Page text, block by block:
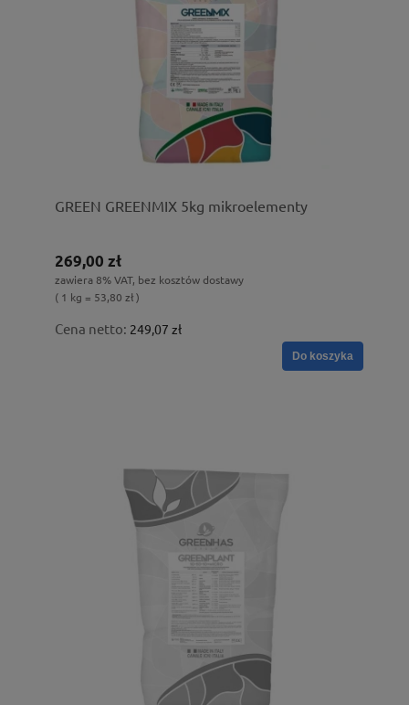
GREEN GREENMIX 5kg mikroelementy
269,00 zł
zawiera 8% VAT, bez kosztów dostawy
( 1 kg = 53,80 zł )
Cena netto: 249,07 zł
Do koszyka